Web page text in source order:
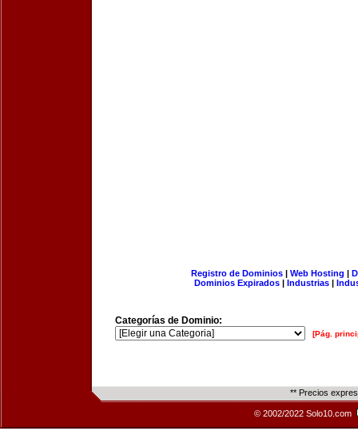
Registro de Dominios| Web Hosting |
Dominios Expirados | Industrias |
Categorías de Dominio:
[Pág.
** Precios
© 2002/2022 Solo10.com